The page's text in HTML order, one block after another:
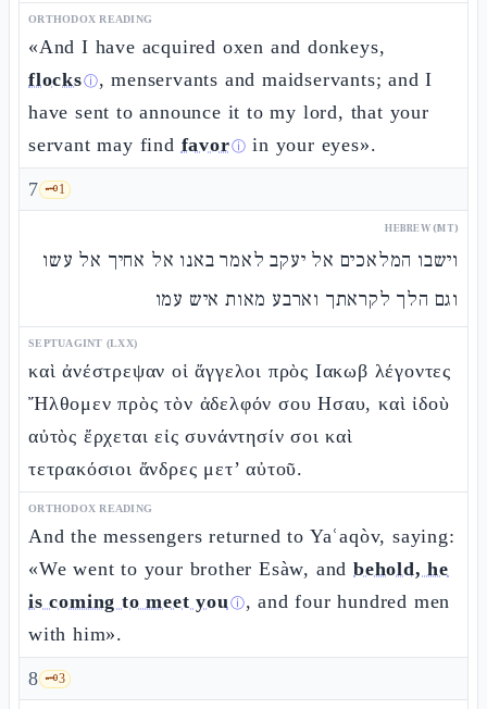
ORTHODOX READING
«And I have acquired oxen and donkeys,
flocksⓘ, menservants and maidservants; and I
have sent to announce it to my lord, that your
servant may find favorⓘ in your eyes».
7 🗝️1
HEBREW (MT)
וישבו המלאכים אל יעקב לאמר באנו אל אחיך אל עשו
וגם הלך לקראתך וארבע מאות איש עמו
SEPTUAGINT (LXX)
καὶ ἀνέστρεψαν οἱ ἄγγελοι πρὸς Ιακωβ λέγοντες
Ἤλθομεν πρὸς τὸν ἀδελφόν σου Ησαυ, καὶ ἰδοὺ
αὐτὸς ἔρχεται εἰς συνάντησίν σοι καὶ
τετρακόσιοι ἄνδρες μετ’ αὐτοῦ.
ORTHODOX READING
And the messengers returned to Yaʿaqòv, saying:
«We went to your brother Esàw, and behold, he
is coming to meet youⓘ, and four hundred men
with him».
8 🗝️3